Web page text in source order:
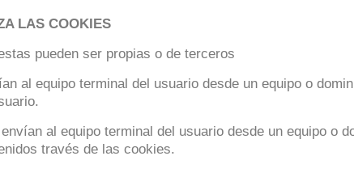
LAS COOKIES
pueden ser propias o de terceros
al equipo terminal del usuario desde un equipo o
al equipo terminal del usuario desde un equipo o
través de las cookies.